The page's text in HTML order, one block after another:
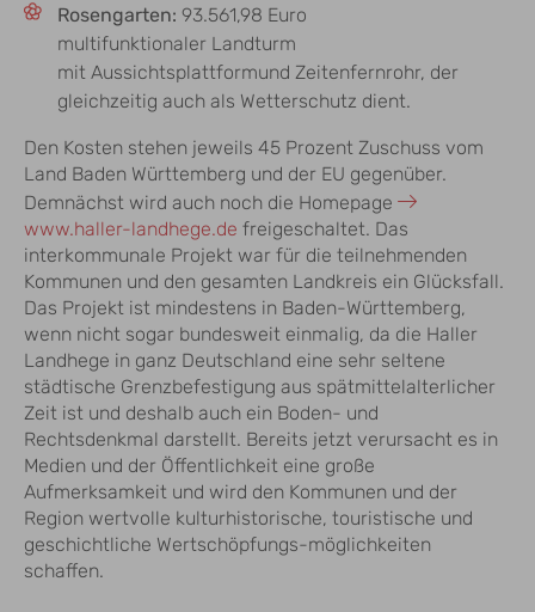
Rosengarten: 93.561,98 Euro
multifunktionaler Landturm
mit Aussichtsplattformund Zeitenfernrohr, der
gleichzeitig auch als Wetterschutz dient.
Den Kosten stehen jeweils 45 Prozent Zuschuss vom
Land Baden Württemberg und der EU gegenüber.
Demnächst wird auch noch die Homepage
www.haller-landhege.de freigeschaltet. Das
interkommunale Projekt war für die teilnehmenden
Kommunen und den gesamten Landkreis ein Glücksfall.
Das Projekt ist mindestens in Baden-Württemberg,
wenn nicht sogar bundesweit einmalig, da die Haller
Landhege in ganz Deutschland eine sehr seltene
städtische Grenzbefestigung aus spätmittelalterlicher
Zeit ist und deshalb auch ein Boden- und
Rechtsdenkmal darstellt. Bereits jetzt verursacht es in
Medien und der Öffentlichkeit eine große
Aufmerksamkeit und wird den Kommunen und der
Region wertvolle kulturhistorische, touristische und
geschichtliche Wertschöpfungs-möglichkeiten
schaffen.